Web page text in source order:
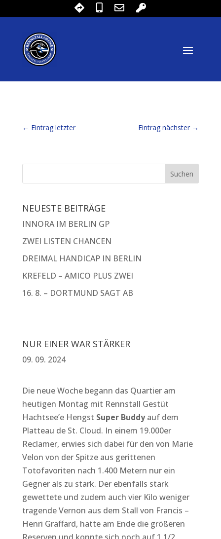
← Eintrag letzter Eintrag nächster →
NEUESTE BEITRÄGE
INNORA IM BERLIN GP
ZWEI LISTEN CHANCEN
DREIMAL HANDICAP IN BERLIN
KREFELD – AMICO PLUS ZWEI
16. 8. – DORTMUND SAGT AB
NUR EINER WAR STÄRKER
09. 09. 2024
Die neue Woche begann das Quartier am
heutigen Montag mit Rennstall Gestüt
Hachtsee’e Hengst Super Buddyauf dem
Platteau de St. Cloud. In einem 19.000er
Reclamer, erwies sich dabei für den von Marie
Velon von der Spitze aus gerittenen
Totofavoriten nach 1.400 Metern nur ein
Gegner als zu stark. Der ebenfalls stark
gewettete und zudem auch vier Kilo weniger
tragende Vernon aus dem Stall von Francis –
Henri Graffard, hatte am Ende die größeren